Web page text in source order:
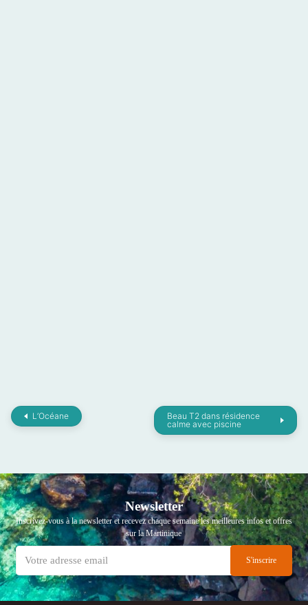
L’Océane
Beau T2 dans résidence
calme avec piscine
Newsletter
Inscrivez-vous à la newsletter et recevez chaque semaine les meilleures infos et offres
sur la Martinique